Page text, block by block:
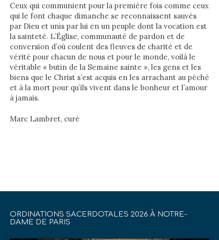
Ceux qui communient pour la première fois comme ceux
qui le font chaque dimanche se reconnaissent sauvés
par Dieu et unis par lui en un peuple dont la vocation est
la sainteté. L’Église, communauté de pardon et de
conversion d’où coulent des fleuves de charité et de
vérité pour chacun de nous et pour le monde, voilà le
véritable « butin de la Semaine sainte », les gens et les
biens que le Christ s’est acquis en les arrachant au péché
et à la mort pour qu’ils vivent dans le bonheur et l’amour
à jamais.
Marc Lambret, curé
ORDINATIONS SACERDOTALES 2026 À NOTRE-
DAME DE PARIS